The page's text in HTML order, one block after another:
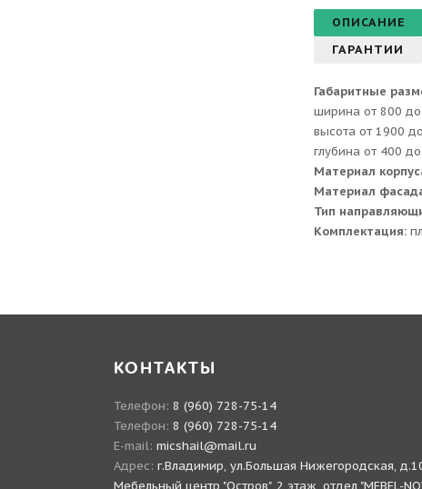
ОПИСАНИЕ
ГАРАНТИИ
Габаритные
ширина от 800
высота от 1900
глубина от 400
Материал
Материал
Тип
Комплектация:
КОНТАКТЫ
Телефон: 8 (960) 728-75-14
Телефон: 8 (960) 728-75-14
E-mail: micshail@mail.ru
Адрес: г.Владимир, ул.Большая Нижегородская,
Мебельный центр "Остров", 2 этаж, отдел "MEBEL-